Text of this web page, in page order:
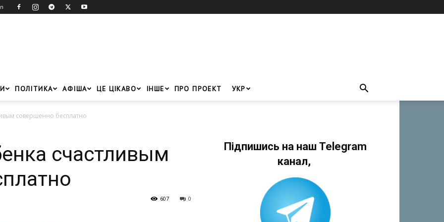
ПОЛІТИКА АФІША ЦЕ ЦІКАВО ІНШЕ ПРО ПРОЕКТ УКР
совершенно бесплатно
счастливым
0
607
Підпишись на наш Telegram
канал,